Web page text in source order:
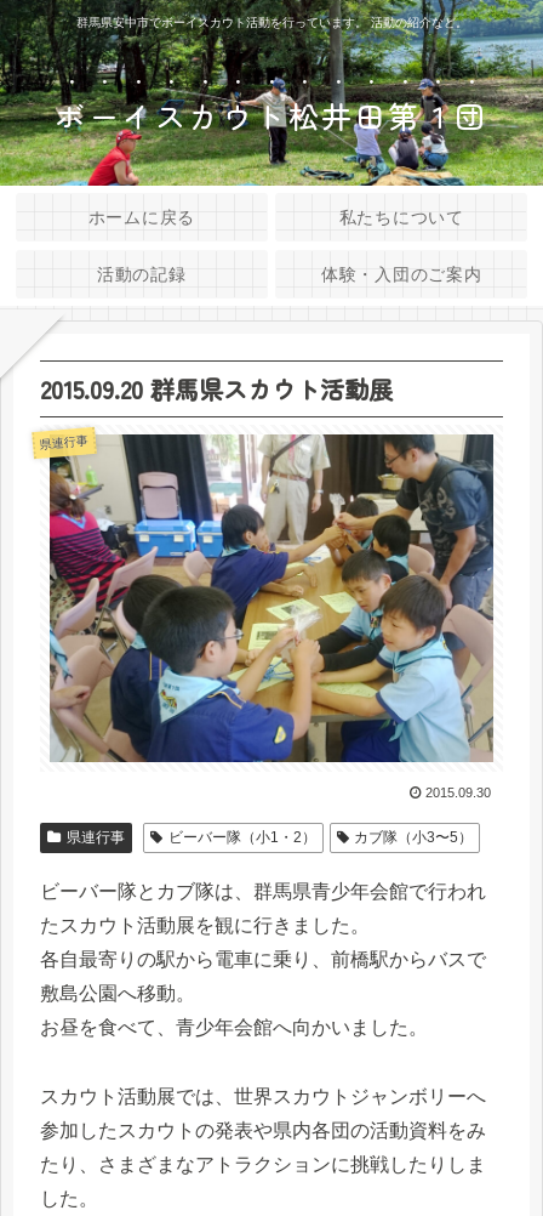
群馬県安中市でボーイスカウト活動を行っています。 活動の紹介など。
ボーイスカウト松井田第１団
ホームに戻る 私たちについて
活動の記録 体験・入団のご案内
2015.09.20 群馬県スカウト活動展
県連行事
2015.09.30
県連行事 ビーバー隊（小1・2） カブ隊（小3〜5）
ビーバー隊とカブ隊は、群馬県青少年会館で行われ
たスカウト活動展を観に行きました。
各自最寄りの駅から電車に乗り、前橋駅からバスで
敷島公園へ移動。
お昼を食べて、青少年会館へ向かいました。
スカウト活動展では、世界スカウトジャンボリーへ
参加したスカウトの発表や県内各団の活動資料をみ
たり、さまざまなアトラクションに挑戦したりしま
した。